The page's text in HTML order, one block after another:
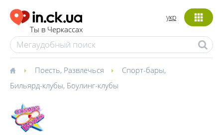
Ты в Черкассах
укр
Поесть, Развлечься Спорт-бары,
Бильярд-клубы, Боулинг-клубы